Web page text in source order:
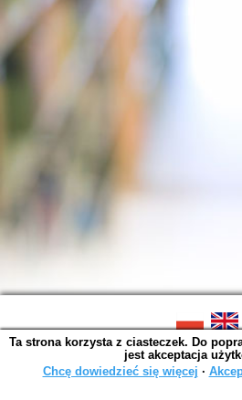
SOWA OPAC v. 6.11.9
Wygenerowano w
Ta strona korzysta z ciasteczek. Do
jest akceptacja
Chcę dowiedzieć się więcej ∙